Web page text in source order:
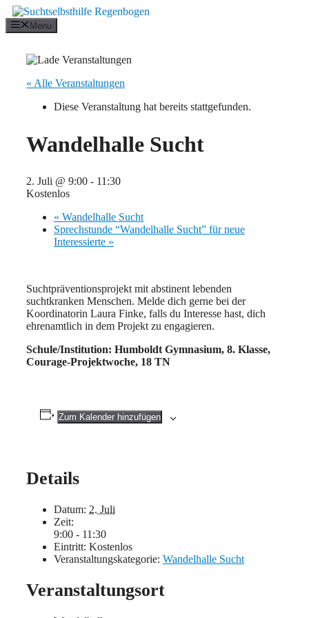
Zum
Inhalt
springen
Menu
« Alle Veranstaltungen
Diese Veranstaltung hat bereits stattgefunden.
Wandelhalle Sucht
2. Juli @ 9:00 - 11:30
Kostenlos
« Wandelhalle Sucht
Sprechstunde “Wandelhalle Sucht” für neue
Interessierte »
Suchtpräventionsprojekt mit abstinent lebenden
suchtkranken Menschen. Melde dich gerne bei der
Koordinatorin Laura Finke, falls du Interesse hast, dich
ehrenamtlich in dem Projekt zu engagieren.
Schule/Institution: Humboldt Gymnasium, 8. Klasse,
Courage-Projektwoche, 18 TN
Zum Kalender hinzufügen
Details
Datum: 2. Juli
Zeit:
9:00 - 11:30
Eintritt: Kostenlos
Veranstaltungskategorie: Wandelhalle Sucht
Veranstaltungsort